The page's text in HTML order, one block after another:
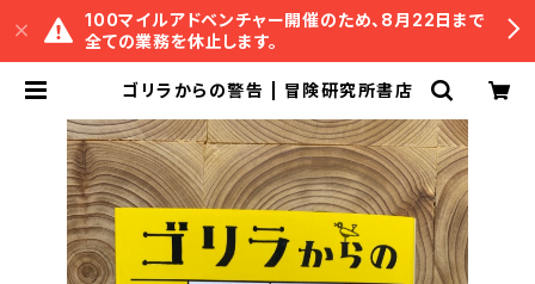
100マイルアドベンチャー開催のため、8月22日まで
全ての業務を休止します。
ゴリラからの警告 | 冒険研究所書店